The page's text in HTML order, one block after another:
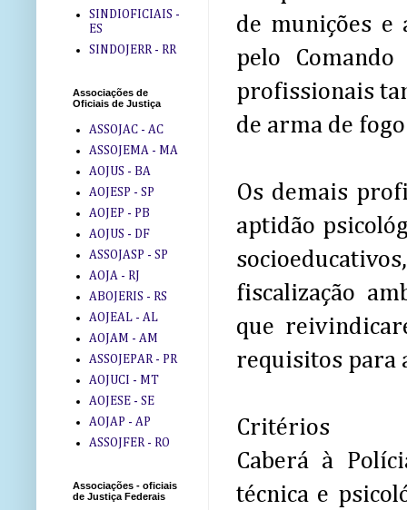
de munições e
pelo
profissionais
de arma de
Os demais
aptidão
fiscalização
que
requisitos para
Critérios
Caberá à
técnica e
SINDIOFICIAIS -
ES
SINDOJERR - RR
Associações de
Oficiais de Justiça
ASSOJAC - AC
ASSOJEMA - MA
AOJUS - BA
AOJESP - SP
AOJEP - PB
AOJUS - DF
ASSOJASP - SP
AOJA - RJ
ABOJERIS - RS
AOJEAL - AL
AOJAM - AM
ASSOJEPAR - PR
AOJUCI - MT
AOJESE - SE
AOJAP - AP
ASSOJFER - RO
Associações - oficiais
de Justiça Federais